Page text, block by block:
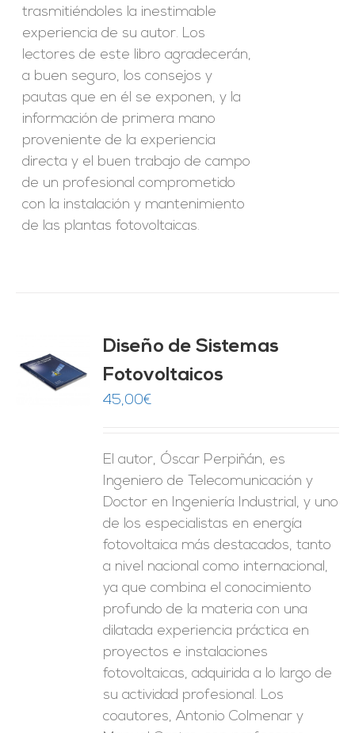
trasmitiéndoles la inestimable
experiencia de su autor. Los
lectores de este libro agradecerán,
a buen seguro, los consejos y
pautas que en él se exponen, y la
información de primera mano
proveniente de la experiencia
directa y el buen trabajo de campo
de un profesional comprometido
con la instalación y mantenimiento
de las plantas fotovoltaicas.
Diseño de Sistemas
Fotovoltaicos
45,00€
El autor, Óscar Perpiñán, es
Ingeniero de Telecomunicación y
Doctor en Ingeniería Industrial, y uno
de los especialistas en energía
fotovoltaica más destacados, tanto
a nivel nacional como internacional,
ya que combina el conocimiento
profundo de la materia con una
dilatada experiencia práctica en
proyectos e instalaciones
fotovoltaicas, adquirida a lo largo de
su actividad profesional. Los
coautores, Antonio Colmenar y